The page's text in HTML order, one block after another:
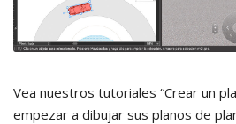
Vea nuestros tutoriales “Crear un
empezar a dibujar sus planos de